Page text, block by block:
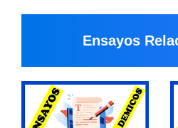
Ensayos